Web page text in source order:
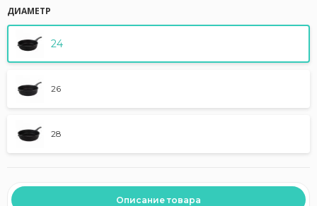
ДИАМЕТР
24
26
28
Описание товара